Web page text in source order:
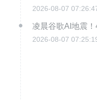
2026-08-07
凌晨谷歌AI地震
2026-08-07